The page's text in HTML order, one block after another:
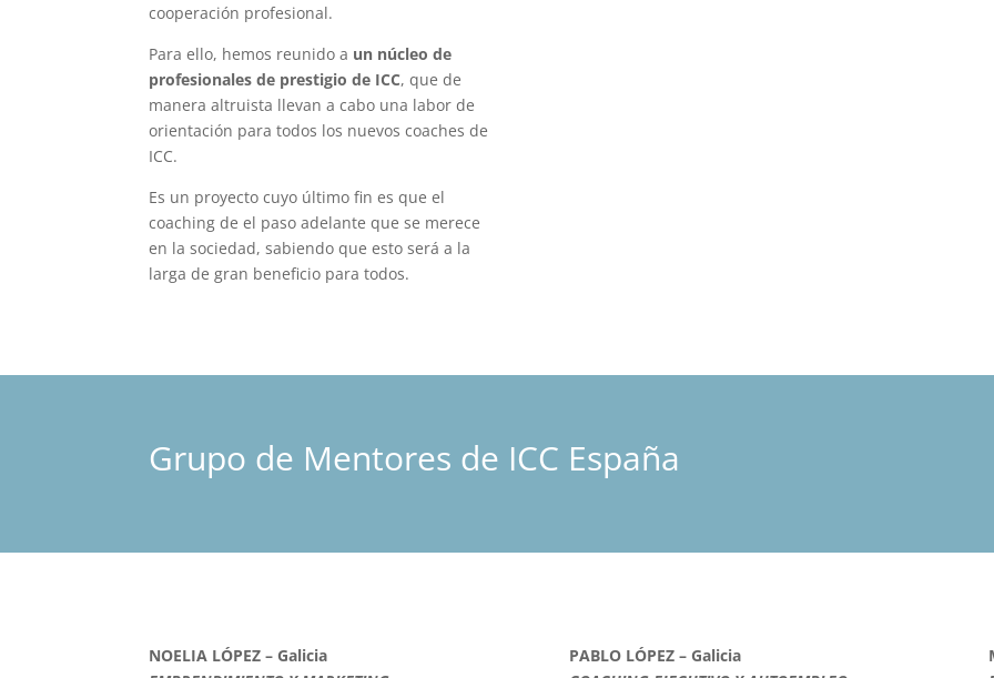
cooperación profesional.
Para ello, hemos reunido a un núcleo de
profesionales de prestigio de ICC, que de
manera altruista llevan a cabo una labor de
orientación para todos los nuevos coaches de
ICC.
Es un proyecto cuyo último fin es que el
coaching de el paso adelante que se merece
en la sociedad, sabiendo que esto será a la
larga de gran beneficio para todos.
Grupo de Mentores de ICC España
NOELIA LÓPEZ – Galicia
PABLO LÓPEZ – Galicia